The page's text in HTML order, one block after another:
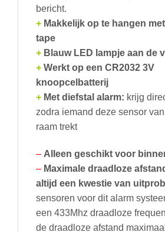
bericht.
+ Makkelijk op te hangen
tape
+ Blauw LED lampje aan de
+ Werkt op een CR2032 3V
knoopcelbatterij
+ Met diefstal alarm: krijg
zodra iemand deze sensor
raam trekt
– Alleen geschikt voor
– Maximale draadloze
altijd een kwestie van
sensoren voor dit alarm
een 433Mhz draadloze
de draadloze afstand